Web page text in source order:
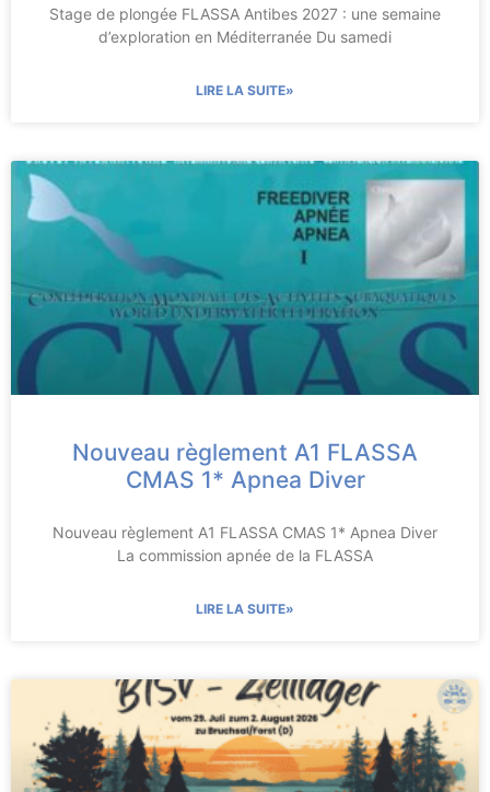
Stage de plongée FLASSA Antibes 2027 : une semaine
d’exploration en Méditerranée Du samedi
LIRE LA SUITE»
Nouveau règlement A1 FLASSA
CMAS 1* Apnea Diver
Nouveau règlement A1 FLASSA CMAS 1* Apnea Diver
La commission apnée de la FLASSA
LIRE LA SUITE»